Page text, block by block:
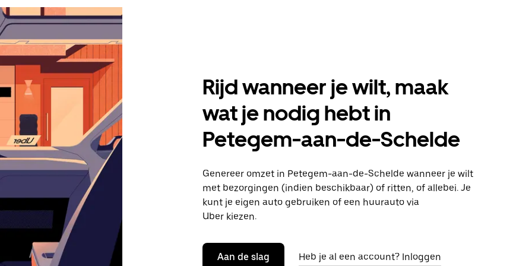
Rijd wanneer je wilt, maak
wat je nodig hebt in
Petegem-aan-de-Schelde
Genereer omzet in Petegem-aan-de-Schelde wanneer je wilt
met bezorgingen (indien beschikbaar) of ritten, of allebei. Je
kunt je eigen auto gebruiken of een huurauto via
Uber kiezen.
Aan de slag Heb je al een account? Inloggen